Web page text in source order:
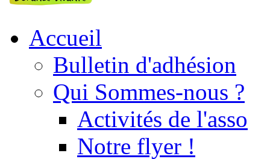
Accueil
Bulletin d'adhésion
Qui Sommes-nous ?
Activités de l'asso
Notre flyer !